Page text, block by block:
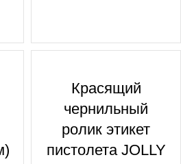
Красящий
чернильный
ролик этикет
пистолета JOLLY